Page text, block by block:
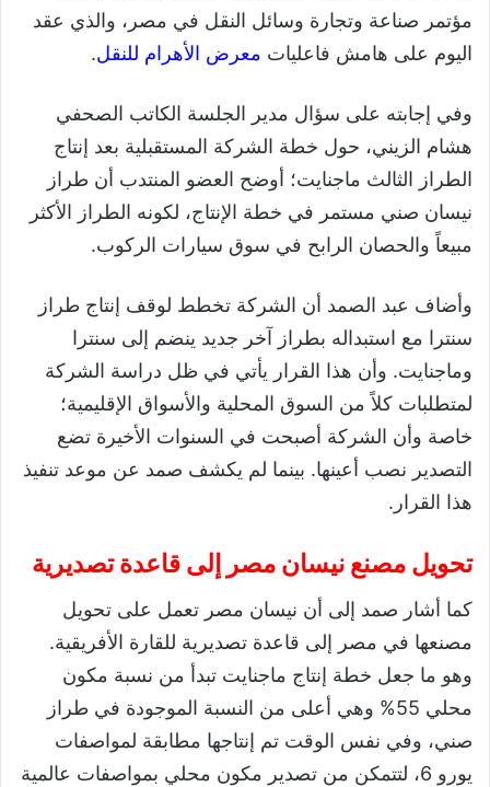
مؤتمر صناعة وتجارة وسائل النقل في مصر، والذي عقد
اليوم على هامش فاعليات معرض الأهرام للنقل.
وفي إجابته على سؤال مدير الجلسة الكاتب الصحفي
هشام الزيني، حول خطة الشركة المستقبلية بعد إنتاج
الطراز الثالث ماجنايت؛ أوضح العضو المنتدب أن طراز
نيسان صني مستمر في خطة الإنتاج، لكونه الطراز الأكثر
مبيعاً والحصان الرابح في سوق سيارات الركوب.
وأضاف عبد الصمد أن الشركة تخطط لوقف إنتاج طراز
سنترا مع استبداله بطراز آخر جديد ينضم إلى سنترا
وماجنايت. وأن هذا القرار يأتي في ظل دراسة الشركة
لمتطلبات كلاً من السوق المحلية والأسواق الإقليمية؛
خاصة وأن الشركة أصبحت في السنوات الأخيرة تضع
التصدير نصب أعينها. بينما لم يكشف صمد عن موعد تنفيذ
هذا القرار.
تحويل مصنع نيسان مصر إلى قاعدة تصديرية
كما أشار صمد إلى أن نيسان مصر تعمل على تحويل
مصنعها في مصر إلى قاعدة تصديرية للقارة الأفريقية.
وهو ما جعل خطة إنتاج ماجنايت تبدأ من نسبة مكون
محلي 55% وهي أعلى من النسبة الموجودة في طراز
صني، وفي نفس الوقت تم إنتاجها مطابقة لمواصفات
يورو 6، لتتمكن من تصدير مكون محلي بمواصفات عالمية